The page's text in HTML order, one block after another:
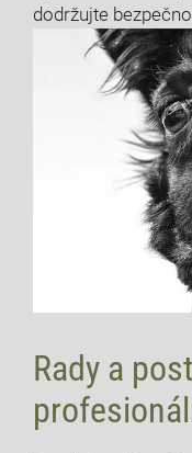
dodržujte
Rady a